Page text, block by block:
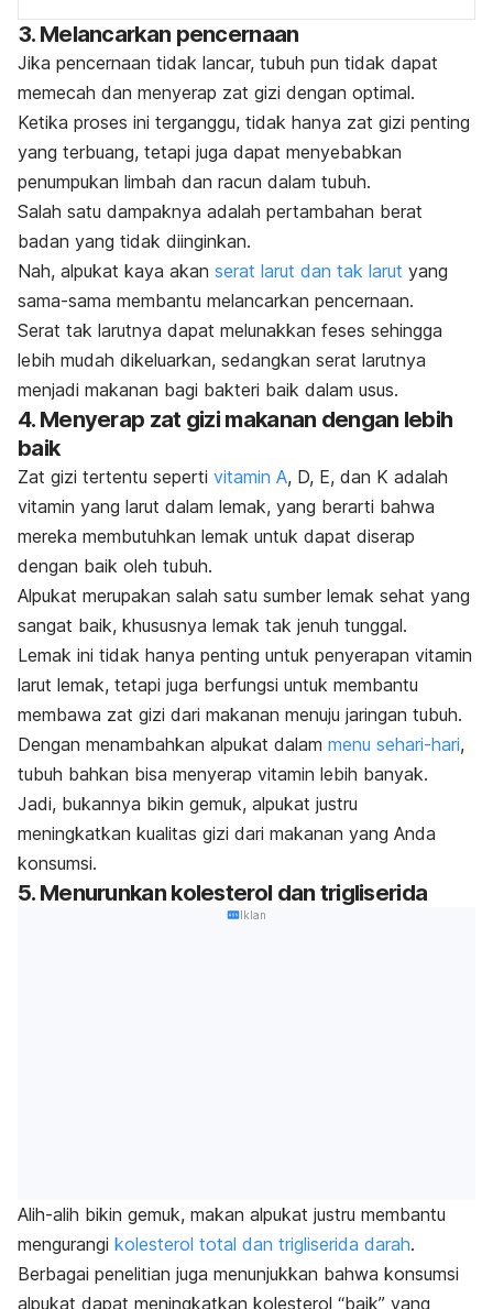
3. Melancarkan pencernaan
Jika pencernaan tidak lancar, tubuh pun tidak dapat
memecah dan menyerap zat gizi dengan optimal.
Ketika proses ini terganggu, tidak hanya zat gizi penting
yang terbuang, tetapi juga dapat menyebabkan
penumpukan limbah dan racun dalam tubuh.
Salah satu dampaknya adalah pertambahan berat
badan yang tidak diinginkan.
Nah, alpukat kaya akan serat larut dan tak larut yang
sama-sama membantu melancarkan pencernaan.
Serat tak larutnya dapat melunakkan feses sehingga
lebih mudah dikeluarkan, sedangkan serat larutnya
menjadi makanan bagi bakteri baik dalam usus.
4. Menyerap zat gizi makanan dengan lebih
baik
Zat gizi tertentu seperti vitamin A, D, E, dan K adalah
vitamin yang larut dalam lemak, yang berarti bahwa
mereka membutuhkan lemak untuk dapat diserap
dengan baik oleh tubuh.
Alpukat merupakan salah satu sumber lemak sehat yang
sangat baik, khususnya lemak tak jenuh tunggal.
Lemak ini tidak hanya penting untuk penyerapan vitamin
larut lemak, tetapi juga berfungsi untuk membantu
membawa zat gizi dari makanan menuju jaringan tubuh.
Dengan menambahkan alpukat dalam menu sehari-hari,
tubuh bahkan bisa menyerap vitamin lebih banyak.
Jadi, bukannya bikin gemuk, alpukat justru
meningkatkan kualitas gizi dari makanan yang Anda
konsumsi.
5. Menurunkan kolesterol dan trigliserida
Iklan
Alih-alih bikin gemuk, makan alpukat justru membantu
mengurangi kolesterol total dan trigliserida darah.
Berbagai penelitian juga menunjukkan bahwa konsumsi
alpukat dapat meningkatkan kolesterol “baik” yang